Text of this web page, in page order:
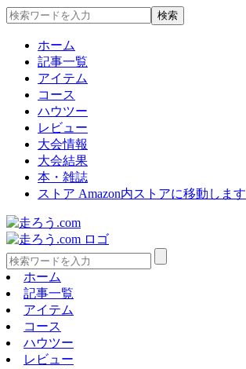
ホーム
記事一覧
アイテム
コース
ハウツー
レビュー
大会情報
大会結果
本・雑誌
ストア Amazon内ストアに移動します
ホーム
記事一覧
アイテム
コース
ハウツー
レビュー